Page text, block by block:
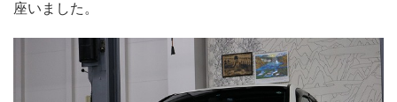
座いました。